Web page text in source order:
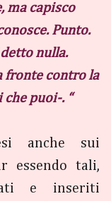
ma capisco
Punto.
nulla.
fronte contro la
che puoi-. “
anche sui
essendo tali,
e inseriti